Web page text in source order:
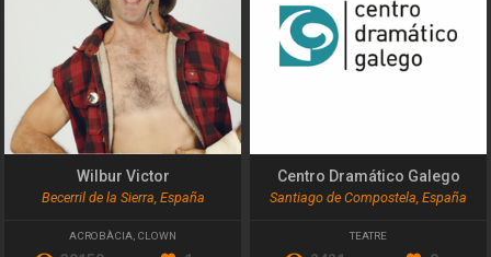
Wilbur Victor
Becerril de la Sierra, España
ACROBÀCIA CLOWN
Centro Dramático Galego
Santiago de Compostela, España
TEATRE